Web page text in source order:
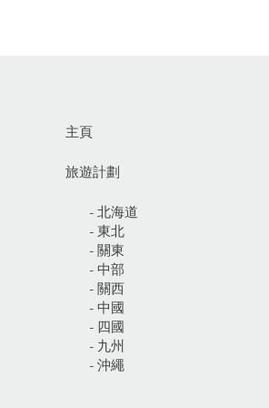
主頁
旅遊計劃
- 北海道
- 東北
- 關東
- 中部
- 關西
- 中國
- 四國
- 九州
- 沖繩